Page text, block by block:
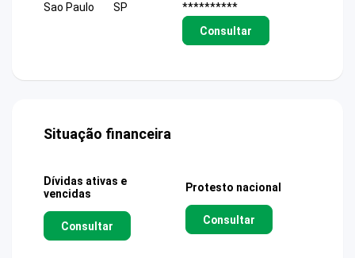
Sao Paulo
SP
**********
Consultar
Situação financeira
Dívidas ativas e
vencidas
Consultar
Protesto nacional
Consultar